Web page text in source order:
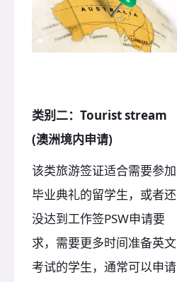
类别二：Tourist stream
(澳洲境内申请)
该类旅游签证适合需要参加
毕业典礼的留学生，或者还
没达到工作签PSW申请要
求，需要更多时间准备英文
考试的学生，通常可以申请